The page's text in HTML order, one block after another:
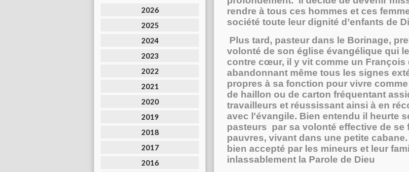
2026
2025
2024
2023
2022
2021
2020
2019
2018
2017
2016
rendre à tous ces hommes et ces
société toute leur dignité d’enfants de
Plus tard, pasteur dans le Borinage,
volonté de son église évangélique qui
contre cœur, il y vit comme un François
abandonnant même tous les signes
propres à sa fonction pour vivre
de haillon ou de carton fréquentant
travailleurs et réussissant ainsi à en
avec l'évangile. Bien entendu il heurte
pasteurs par sa volonté effective de se
pauvres, vivant dans une petite
bien accepté par les mineurs et leur
inlassablement la Parole de Dieu